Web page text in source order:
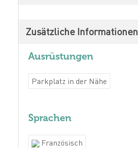
Zusätzliche Informationen
Ausrüstungen
Parkplatz in der Nähe
Sprachen
Französisch